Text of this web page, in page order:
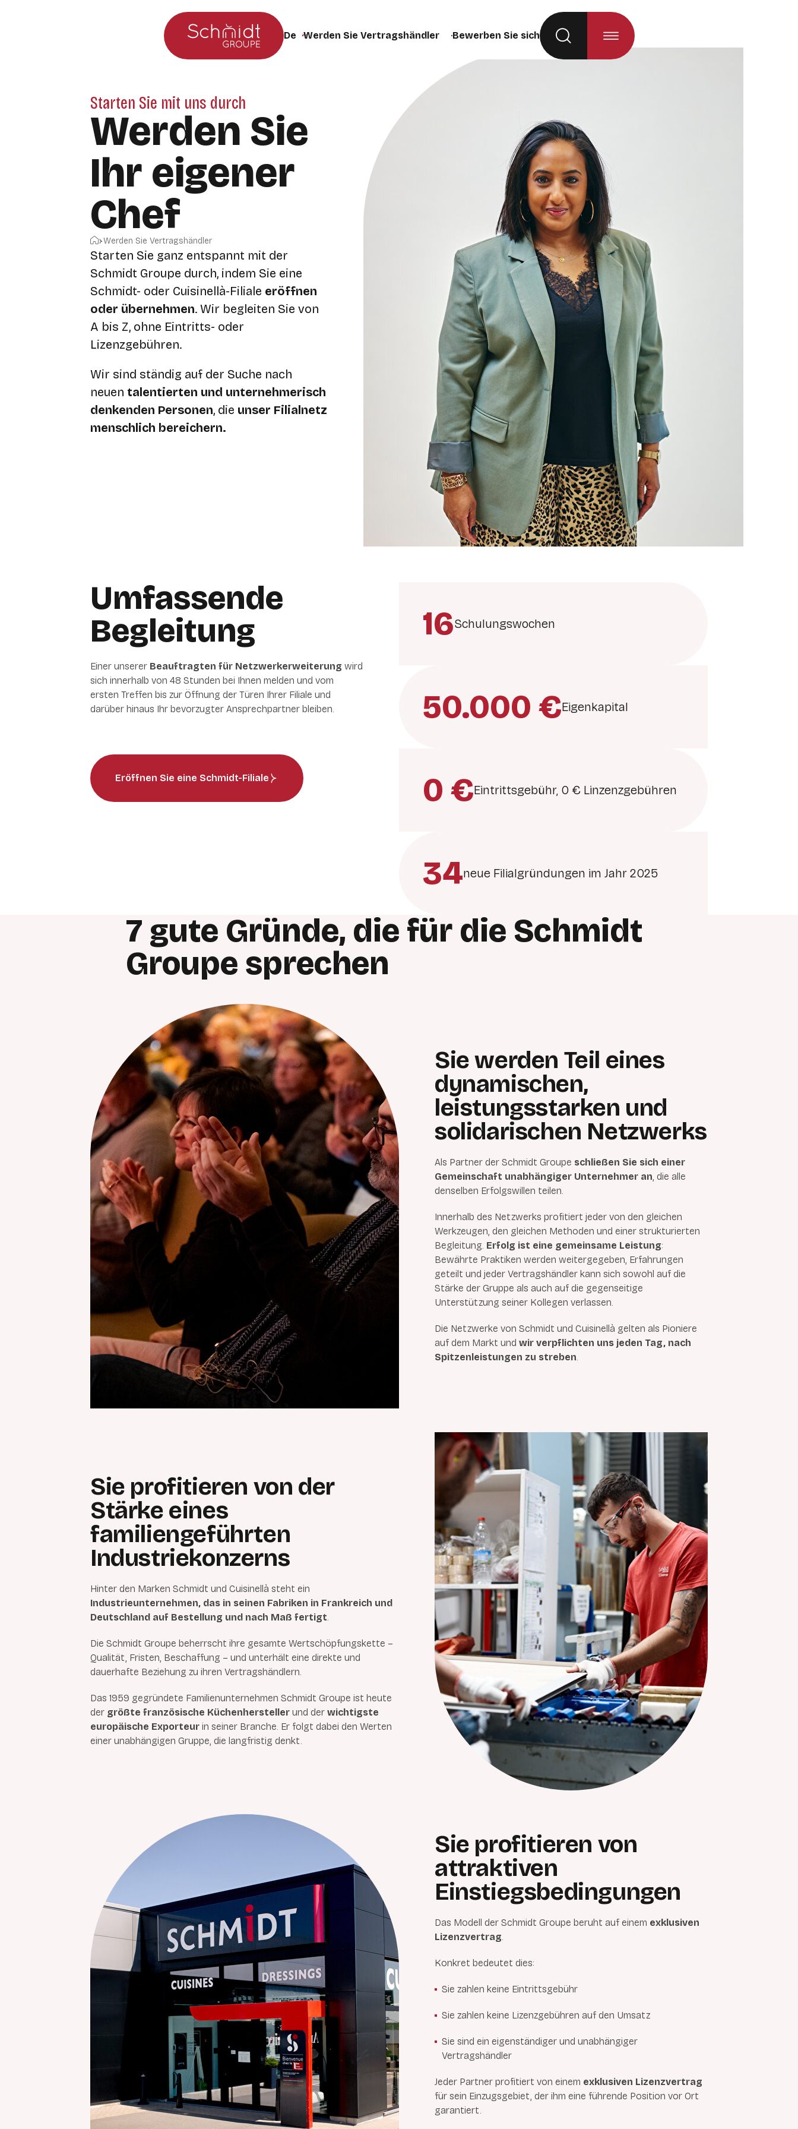
Sprache der Website ändern (die Seite wird bei der Auswahl neu geladen)
Werden Sie Vertragshändler Bewerben Sie sich
Starten Sie mit uns durch
Werden Sie
Ihr eigener
Chef
Startseite
Werden Sie Vertragshändler
Starten Sie ganz entspannt mit der
Schmidt Groupe durch, indem Sie eine
Schmidt- oder Cuisinellà-Filiale eröffnen
oder übernehmen. Wir begleiten Sie von
A bis Z, ohne Eintritts- oder
Lizenzgebühren.
Wir sind ständig auf der Suche nach
neuen talentierten und unternehmerisch
denkenden Personen, die unser Filialnetz
menschlich bereichern.
Umfassende
Begleitung
Einer unserer Beauftragten für Netzwerkerweiterung wird
sich innerhalb von 48 Stunden bei Ihnen melden und vom
ersten Treffen bis zur Öffnung der Türen Ihrer Filiale und
darüber hinaus Ihr bevorzugter Ansprechpartner bleiben.
Eröffnen Sie eine Schmidt-Filiale
16Schulungswochen
50.000 €Eigenkapital
0 €Eintrittsgebühr, 0 € Linzenzgebühren
34neue Filialgründungen im Jahr 2025
7 gute Gründe, die für die Schmidt
Groupe sprechen
Sie werden Teil eines
dynamischen,
leistungsstarken und
solidarischen Netzwerks
Als Partner der Schmidt Groupe schließen Sie sich einer
Gemeinschaft unabhängiger Unternehmer an , die alle
denselben Erfolgswillen teilen.
Innerhalb des Netzwerks profitiert jeder von den gleichen
Werkzeugen, den gleichen Methoden und einer strukturierten
Begleitung. Erfolg ist eine gemeinsame Leistung:
Bewährte Praktiken werden weitergegeben, Erfahrungen
geteilt und jeder Vertragshändler kann sich sowohl auf die
Stärke der Gruppe als auch auf die gegenseitige
Unterstützung seiner Kollegen verlassen.
Die Netzwerke von Schmidt und Cuisinellà gelten als Pioniere
auf dem Markt und wir verpflichten uns jeden Tag, nach
Spitzenleistungen zu streben
Sie profitieren von der
Stärke eines
familiengeführten
Industriekonzerns
Hinter den Marken Schmidt und Cuisinellà steht ein
Industrieunternehmen, das in seinen Fabriken in Frankreich und
Deutschland auf Bestellung und nach Maß fertigt
Die Schmidt Groupe beherrscht ihre gesamte Wertschöpfungskette –
Qualität, Fristen, Beschaffung – und unterhält eine direkte und
dauerhafte Beziehung zu ihren Vertragshändlern.
Das 1959 gegründete Familienunternehmen Schmidt Groupe ist heute
der größte französische Küchenhersteller und der wichtigste
europäische Exporteur in seiner Branche. Er folgt dabei den Werten
einer unabhängigen Gruppe, die langfristig denkt.
Sie profitieren von
attraktiven
Einstiegsbedingungen
Das Modell der Schmidt Groupe beruht auf einem exklusiven
Lizenzvertrag.
Konkret bedeutet dies:
Sie zahlen keine Eintrittsgebühr
Sie zahlen keine Lizenzgebühren auf den Umsatz
Sie sind ein eigenständiger und unabhängiger
Vertragshändler
Jeder Partner profitiert von einem exklusiven Lizenzvertrag
für sein Einzugsgebiet, der ihm eine führende Position vor Ort
garantiert.